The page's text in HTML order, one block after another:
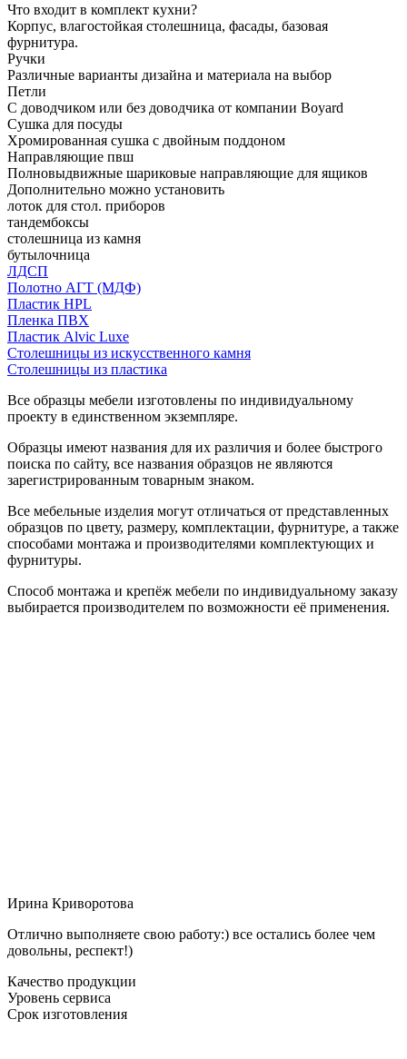
Что входит в комплект кухни?
Корпус, влагостойкая столешница, фасады, базовая
фурнитура.
Ручки
Различные варианты дизайна и материала на выбор
Петли
С доводчиком или без доводчика от компании Boyard
Сушка для посуды
Хромированная сушка с двойным поддоном
Направляющие пвш
Полновыдвижные шариковые направляющие для ящиков
Дополнительно можно установить
лоток для стол. приборов
тандембоксы
столешница из камня
бутылочница
ЛДСП
Полотно АГТ (МДФ)
Пластик HPL
Пленка ПВХ
Пластик Alvic Luxe
Столешницы из искусственного камня
Столешницы из пластика
Все образцы мебели изготовлены по индивидуальному
проекту в единственном экземпляре.
Образцы имеют названия для их различия и более быстрого
поиска по сайту, все названия образцов не являются
зарегистрированным товарным знаком.
Все мебельные изделия могут отличаться от представленных
образцов по цвету, размеру, комплектации, фурнитуре, а также
способами монтажа и производителями комплектующих и
фурнитуры.
Способ монтажа и крепёж мебели по индивидуальному заказу
выбирается производителем по возможности её применения.
Ирина Криворотова
Отлично выполняете свою работу:) все остались более чем
довольны, респект!)
Качество продукции
Уровень сервиса
Срок изготовления